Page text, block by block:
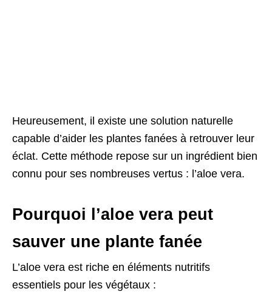
Heureusement, il existe une solution naturelle
capable d’aider les plantes fanées à retrouver leur
éclat. Cette méthode repose sur un ingrédient bien
connu pour ses nombreuses vertus : l’aloe vera.
Pourquoi l’aloe vera peut
sauver une plante fanée
L’aloe vera est riche en éléments nutritifs
essentiels pour les végétaux :